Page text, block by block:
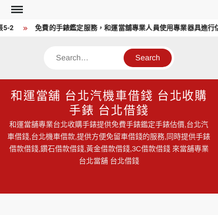
Skip
content
2 免費的手錶鑑定服務，和運當舖專業人員使用專業器具進行
Search
和運當舖 台北汽機車借錢 台北收購
手錶 台北借錢
和運當舖專業台北收購手錶提供免費手錶鑑定手錶估價,台北汽
車借錢,台北機車借款,提供方便免留車借錢的服務,同時提供手錶
借款借錢,鑽石借款借錢,黃金借款借錢,3C借款借錢 來當舖專業
台北當舖 台北借錢